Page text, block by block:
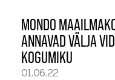
MONDO
ANNAVAD VÄLJA
KOGUMIKU
01.06.22